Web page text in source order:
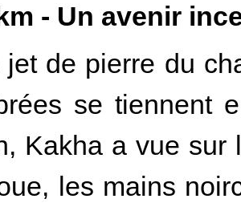
- Un avenir
de pierre du
se tiennent
Kakha a vue sur
les mains